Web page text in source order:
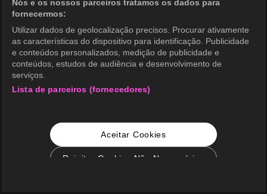
Nós e os nossos parceiros tratamos os dados para
fornecermos:
Utilizar dados de geolocalização precisos. Procurar ativamente
as características do dispositivo para identificação. Publicidade
e conteúdos personalizados, medição de publicidade e
conteúdos, estudos de audiência e desenvolvimento de
serviços.
Lista de parceiros (fornecedores)
Aceitar Cookies
Rejeitar Cookies Não Necessários